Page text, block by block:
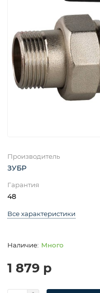
Производитель
ЗУБР
Гарантия
48
Все характеристики
Много
1 879 р